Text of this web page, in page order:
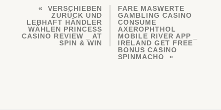
VERSCHIEBEN
ZURÜCK UND
LEBHAFT HÄNDLER
WÄHLEN PRINCESS
CASINO REVIEW _ AT
SPIN & WIN
FARE MASWERTE
GAMBLING CASINO
CONSUME
AXEROPHTHOL
MOBILE RIVER APP _
IRELAND GET FREE
BONUS CASINO
SPINMACHO